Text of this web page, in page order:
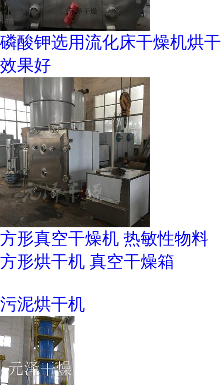
磷酸钾选用流化床干燥机烘干
效果好
方形真空干燥机 热敏性物料
方形烘干机 真空干燥箱
污泥烘干机